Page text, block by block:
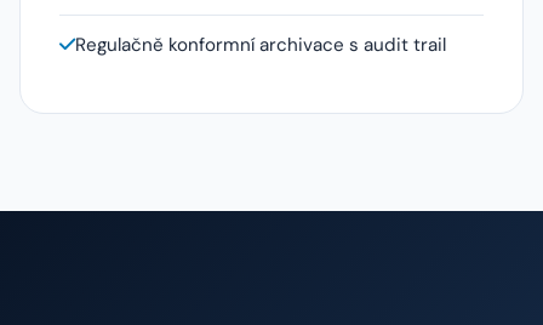
Regulačně konformní archivace s audit trail